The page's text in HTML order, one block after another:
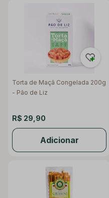
Torta de Maçã Congelada 200g
- Pão de Liz
R$ 29,90
Adicionar